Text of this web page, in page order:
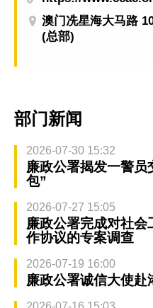
澳门冼星海大马路
(总部)
部门新闻
2026-07-30 15:32
廉政公署揭发一警员
包”
2026-07-27 15:05
廉政公署完成对社会
作协议的专案调查
2026-07-19 16:00
廉政公署诚信大使赴